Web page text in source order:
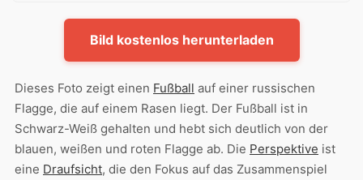
Bild kostenlos herunterladen
Dieses Foto zeigt einen Fußball auf einer russischen
Flagge, die auf einem Rasen liegt. Der Fußball ist in
Schwarz-Weiß gehalten und hebt sich deutlich von der
blauen, weißen und roten Flagge ab. Die Perspektive ist
eine Draufsicht, die den Fokus auf das Zusammenspiel